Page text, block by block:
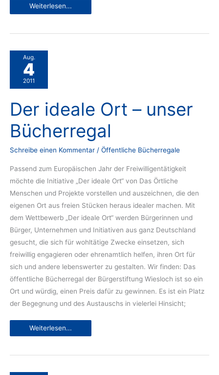
Gruß
Weiterlesen...
Aug.
4
2011
Der ideale Ort – unser
Bücherregal
Schreibe einen Kommentar / Öffentliche Bücherregale
Passend zum Europäischen Jahr der Freiwilligentätigkeit
möchte die Initiative „Der ideale Ort“ von Das Örtliche
Menschen und Projekte vorstellen und auszeichnen, die den
eigenen Ort aus freien Stücken heraus idealer machen. Mit
dem Wettbewerb „Der ideale Ort“ werden Bürgerinnen und
Bürger, Unternehmen und Initiativen aus ganz Deutschland
gesucht, die sich für wohltätige Zwecke einsetzen, sich
freiwillig engagieren oder ehrenamtlich helfen, ihren Ort für
sich und andere lebenswerter zu gestalten. Wir finden: Das
öffentliche Bücherregal der Bürgerstiftung Wiesloch ist so ein
Ort und würdig, einen Preis dafür zu gewinnen. Es ist ein Platz
der Begegnung und des Austauschs in vielerlei Hinsicht;
Der
Weiterlesen...